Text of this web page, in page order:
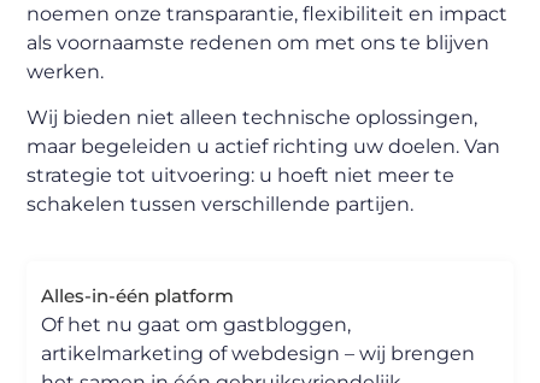
noemen onze transparantie, flexibiliteit en impact
als voornaamste redenen om met ons te blijven
werken.
Wij bieden niet alleen technische oplossingen,
maar begeleiden u actief richting uw doelen. Van
strategie tot uitvoering: u hoeft niet meer te
schakelen tussen verschillende partijen.
Alles-in-één platform
Of het nu gaat om gastbloggen,
artikelmarketing of webdesign – wij brengen